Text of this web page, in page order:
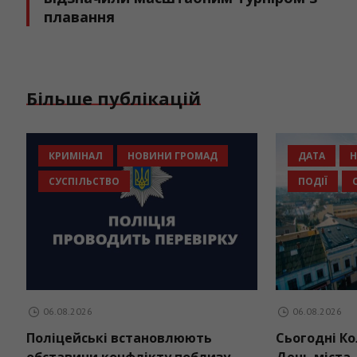
плавання
Більше публікацій
двох
КРИМІНАЛ
НОВИНИ ГРОМАД
СУСПІЛЬСТВО
Поліцейські встановлюють